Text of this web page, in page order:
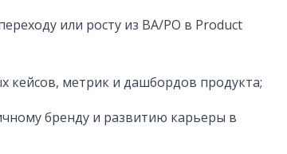
или росту из BA/PO в Product
кейсов, метрик и дашбордов продукта;
бренду и развитию карьеры в